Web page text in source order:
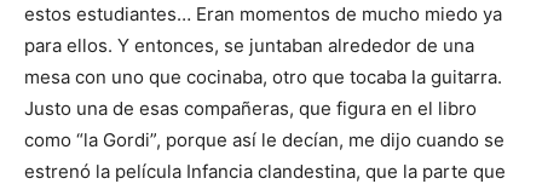
estos estudiantes… Eran momentos de mucho miedo ya
para ellos. Y entonces, se juntaban alrededor de una
mesa con uno que cocinaba, otro que tocaba la guitarra.
Justo una de esas compañeras, que figura en el libro
como “la Gordi”, porque así le decían, me dijo cuando se
estrenó la película Infancia clandestina, que la parte que